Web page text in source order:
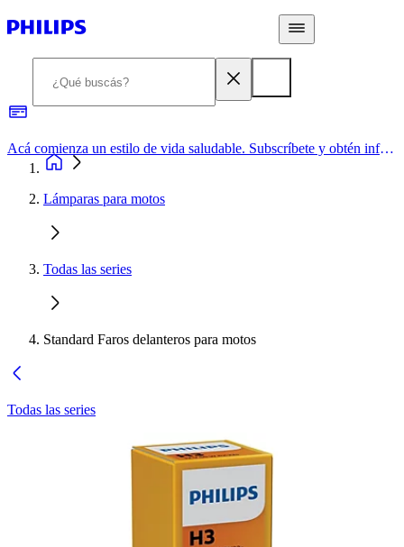
Acá comienza un estilo de vida saludable. Subscríbete y obtén información de primera mano
Lámparas para motos
Todas las series
Standard Faros delanteros para motos
Todas las series